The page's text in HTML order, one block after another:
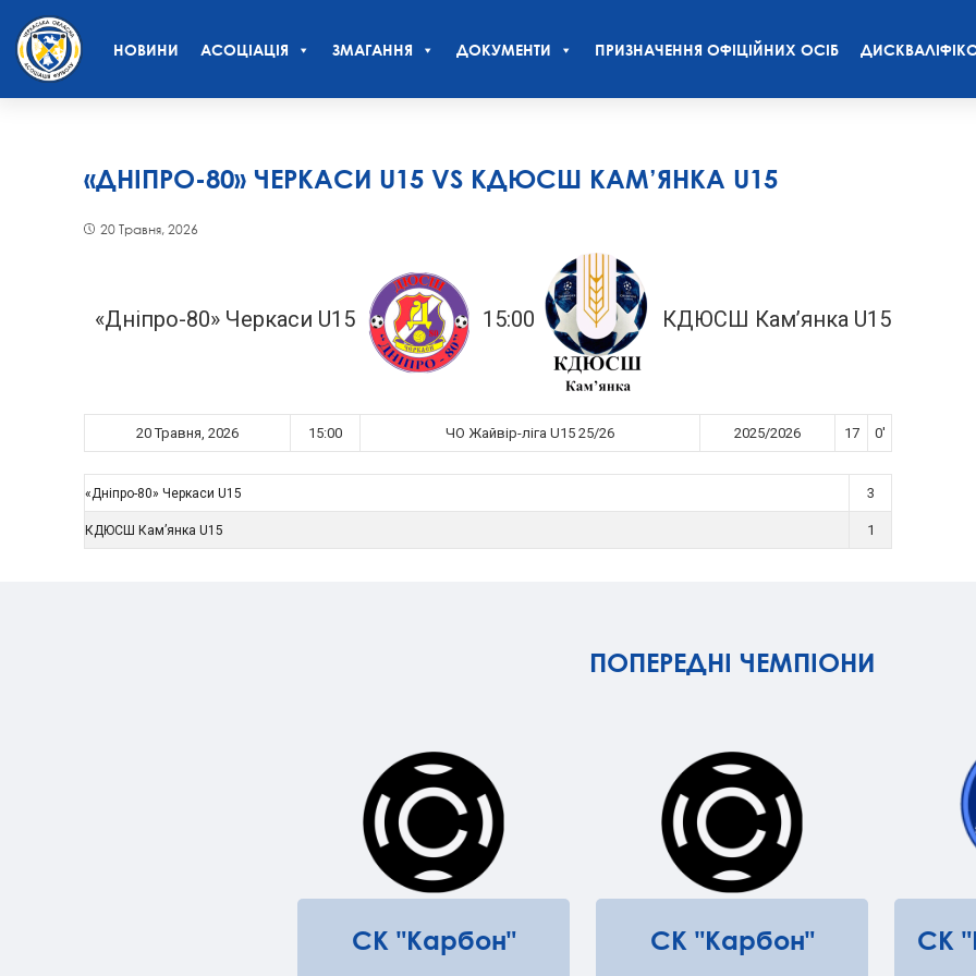
НОВИНИ АСОЦІАЦІЯ ЗМАГАННЯ ДОКУМЕНТИ ПРИЗНАЧЕННЯ ОФІЦІЙНИХ ОСІБ
«ДНІПРО-80» ЧЕРКАСИ U15 VS КДЮСШ КАМ’ЯНКА U15
20 Травня, 2026
«Дніпро-80» Черкаси U15 15:00 КДЮСШ Кам’янка U15
20 Травня, 2026 15:00 ЧО Жайвір-ліга U15 25/26 2025/2026 17 0'
«Дніпро-80» Черкаси U15 3
КДЮСШ Кам’янка U15 1
ПОПЕРЕДНІ ЧЕМПІОНИ
СК "Карбон" СК "Карбон" СК